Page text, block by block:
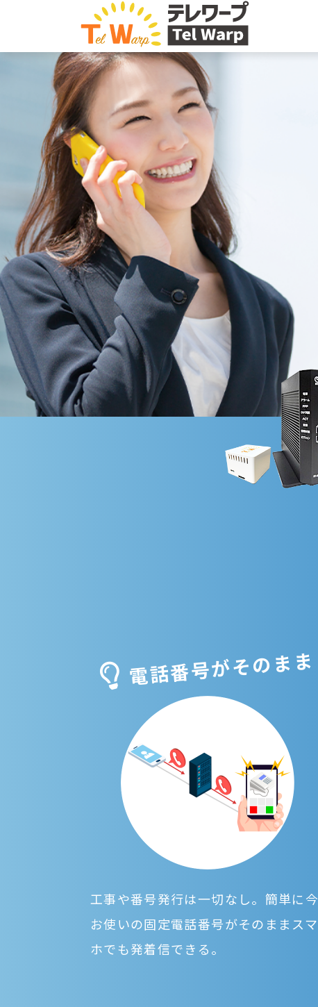
電話番号がそのまま
工事や番号発行は一切なし。簡単に今
お使いの固定電話番号がそのままスマ
ホでも発着信できる。